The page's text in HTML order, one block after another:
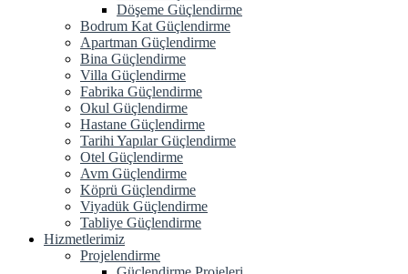
Döşeme Güçlendirme
Bodrum Kat Güçlendirme
Apartman Güçlendirme
Bina Güçlendirme
Villa Güçlendirme
Fabrika Güçlendirme
Okul Güçlendirme
Hastane Güçlendirme
Tarihi Yapılar Güçlendirme
Otel Güçlendirme
Avm Güçlendirme
Köprü Güçlendirme
Viyadük Güçlendirme
Tabliye Güçlendirme
Hizmetlerimiz
Projelendirme